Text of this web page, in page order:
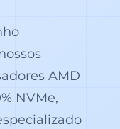
AMD
NVMe,